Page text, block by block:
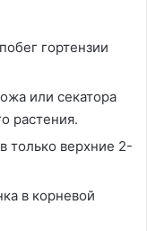
гортензии
или секатора
растения.
только верхние 2-
в корневой